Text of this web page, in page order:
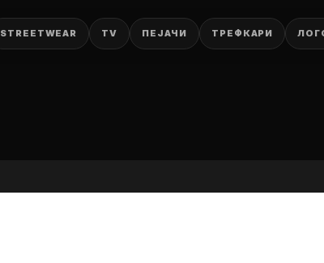
STREETWEAR TV ПЕЈАЧИ ТРЕФКАРИ
ПЛАТИ ПРИ ДОСТАВА ВО КЕШ